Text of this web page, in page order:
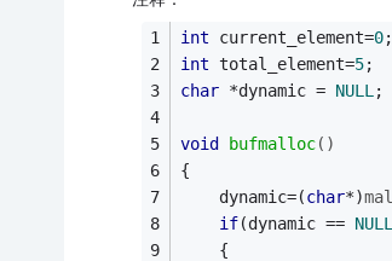
int current_element=0;
int total_element=5;
char *dynamic = NULL ;
void bufmalloc()
{
    dynamic=(
char*)
if(dynamic == NULL
    {